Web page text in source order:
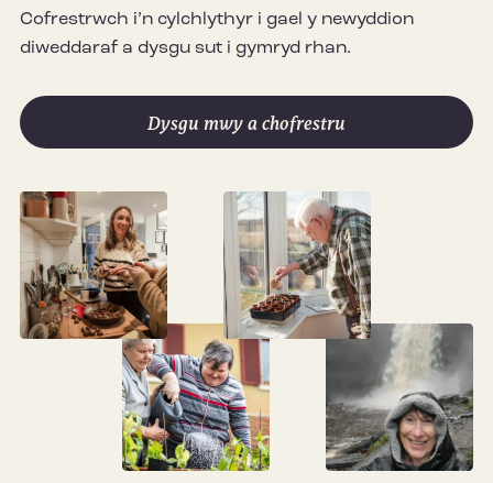
Cofrestrwch i’n cylchlythyr i gael y newyddion
diweddaraf a dysgu sut i gymryd rhan.
Dysgu mwy a chofrestru